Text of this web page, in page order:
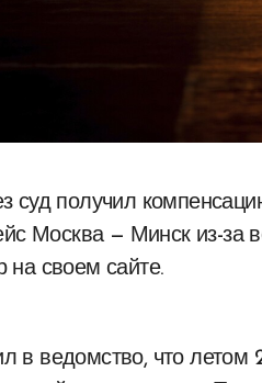
Москва — Минск из-за
на своем сайте.
в ведомство, что летом